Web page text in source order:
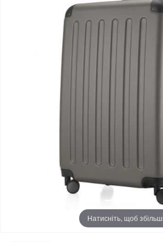
Натисніть, щоб